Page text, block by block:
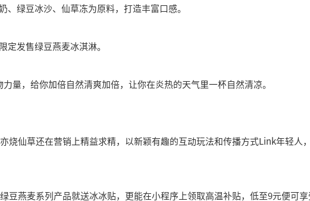
、绿豆冰沙、仙草冻为原料，打造丰富口感。
定发售绿豆燕麦冰淇淋。
力量，给你加倍自然清爽加倍，让你在炎热的天气里一杯自然清凉。
仙草还在营销上精益求精，以新颖有趣的互动玩法和传播方式Link年轻人
燕麦系列产品就送冰冰贴，更能在小程序上领取高温补贴，低至9元便可